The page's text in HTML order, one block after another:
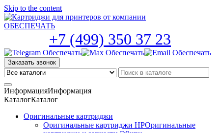
Skip to the content
+7 (499) 350 37 23
Заказать звонок
ИнформацияИнформация
КаталогКаталог
Оригинальные картриджи
Оригинальные картриджи HPОригинальные